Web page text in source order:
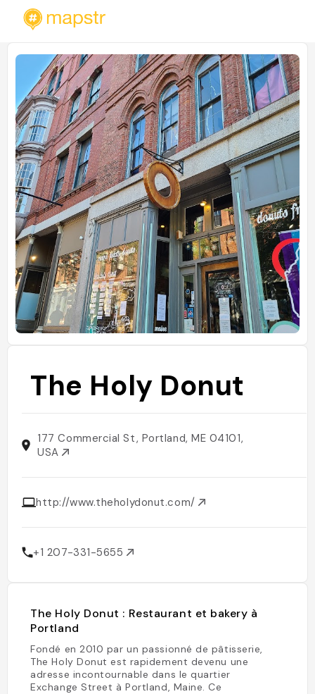
The Holy Donut
177 Commercial St, Portland, ME 04101,
USA
http://www.theholydonut.com/
+1 207-331-5655
The Holy Donut : Restaurant et bakery à
Portland
Fondé en 2010 par un passionné de pâtisserie,
The Holy Donut est rapidement devenu une
adresse incontournable dans le quartier
Exchange Street à Portland, Maine. Ce